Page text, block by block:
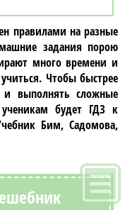
правилами на разные
задания порою
много времени и
Чтобы быстрее
и выполнять сложные
будет ГДЗ к
Бим, Садомова,